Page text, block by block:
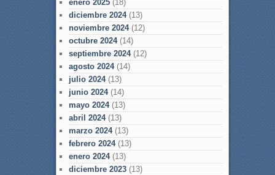
enero 2025(18)
diciembre 2024(13)
noviembre 2024(12)
octubre 2024(14)
septiembre 2024(12)
agosto 2024(14)
julio 2024(13)
junio 2024(14)
mayo 2024(13)
abril 2024(13)
marzo 2024(13)
febrero 2024(13)
enero 2024(13)
diciembre 2023(13)